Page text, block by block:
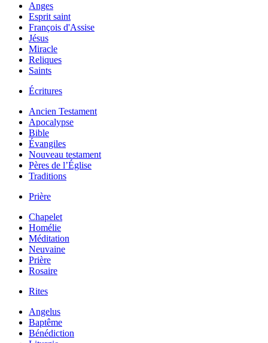
Anges
Esprit saint
François d'Assise
Jésus
Miracle
Reliques
Saints
Écritures
Ancien Testament
Apocalypse
Bible
Évangiles
Nouveau testament
Pères de l’Église
Traditions
Prière
Chapelet
Homélie
Méditation
Neuvaine
Prière
Rosaire
Rites
Angelus
Baptême
Bénédiction